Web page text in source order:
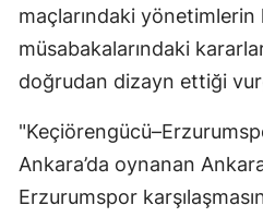
maçlarındaki
müsabakalarındaki
doğrudan dizayn ettiği
Ankara’da oynanan
Erzurumspor